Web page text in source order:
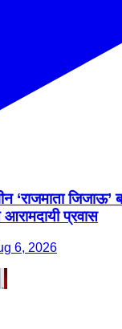
‘राजमाता जिजाऊ’
प्रवास
6, 2026